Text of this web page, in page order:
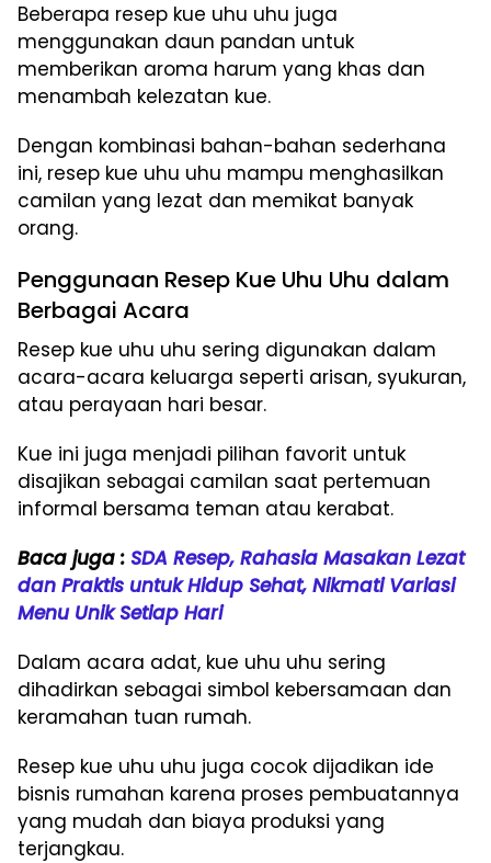
Beberapa resep kue uhu uhu juga
menggunakan daun pandan untuk
memberikan aroma harum yang khas dan
menambah kelezatan kue.
Dengan kombinasi bahan-bahan sederhana
ini, resep kue uhu uhu mampu menghasilkan
camilan yang lezat dan memikat banyak
orang.
Penggunaan Resep Kue Uhu Uhu dalam
Berbagai Acara
Resep kue uhu uhu sering digunakan dalam
acara-acara keluarga seperti arisan, syukuran,
atau perayaan hari besar.
Kue ini juga menjadi pilihan favorit untuk
disajikan sebagai camilan saat pertemuan
informal bersama teman atau kerabat.
Baca juga : SDA Resep, Rahasia Masakan Lezat
dan Praktis untuk Hidup Sehat, Nikmati Variasi
Menu Unik Setiap Hari
Dalam acara adat, kue uhu uhu sering
dihadirkan sebagai simbol kebersamaan dan
keramahan tuan rumah.
Resep kue uhu uhu juga cocok dijadikan ide
bisnis rumahan karena proses pembuatannya
yang mudah dan biaya produksi yang
terjangkau.